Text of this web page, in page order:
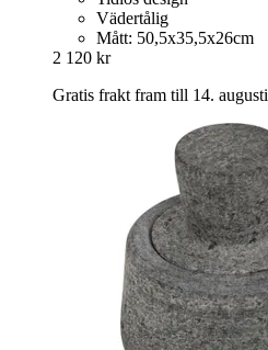
Vädertålig
Mått: 50,5x35,5x26cm
2 120 kr
Gratis frakt fram till 14. augusti